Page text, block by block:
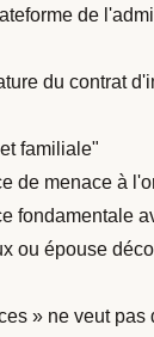
de
du contrat
familiale"
de menace à
fondamentale
ou épouse
» ne veut pas